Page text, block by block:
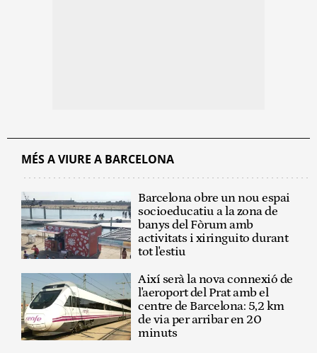
MÉS A VIURE A BARCELONA
Barcelona obre un nou espai
socioeducatiu a la zona de
banys del Fòrum amb
activitats i xiringuito durant
tot l'estiu
Així serà la nova connexió de
l'aeroport del Prat amb el
centre de Barcelona: 5,2 km
de via per arribar en 20
minuts